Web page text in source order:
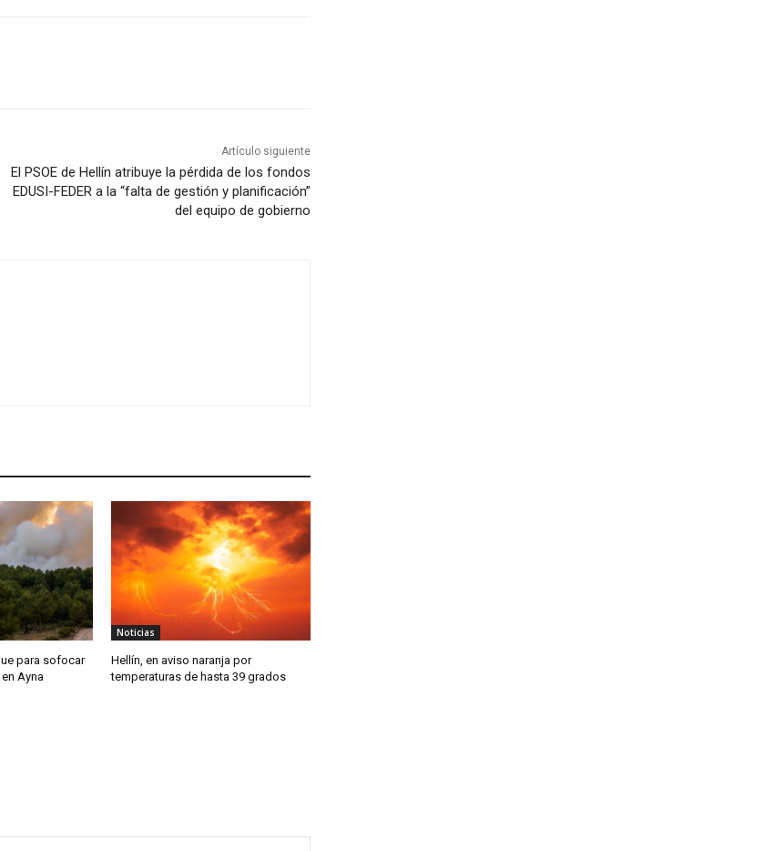
Artículo siguiente
El PSOE de Hellín atribuye la pérdida de los fondos
EDUSI-FEDER a la “falta de gestión y planificación”
del equipo de gobierno
para sofocar
Ayna
Noticias
Hellín, en aviso naranja por
temperaturas de hasta 39 grados